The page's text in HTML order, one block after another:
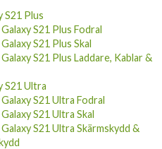
S21 Plus
S21 Plus Fodral
S21 Plus Skal
S21 Plus Laddare, Kablar &
S21 Ultra
S21 Ultra Fodral
S21 Ultra Skal
S21 Ultra Skärmskydd &